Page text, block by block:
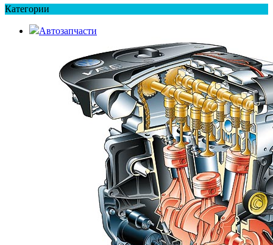
Категории
Автозапчасти